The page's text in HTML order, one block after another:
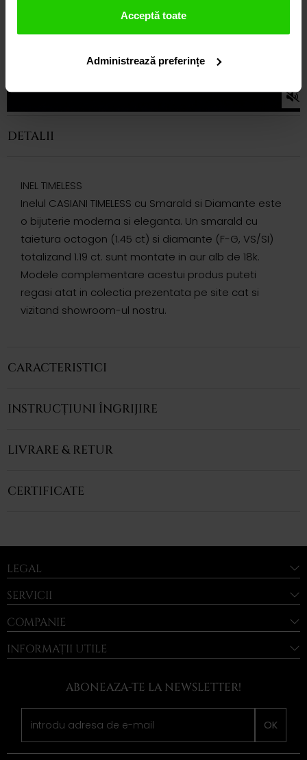
Acceptă toate
Administrează preferințe
DETALII
INEL TIMELESS
Inelul CASIANI TIMELESS cu Smarald si Diamante este
o bijuterie moderna si eleganta. Un smarald cu
taietura octogon (1.45 ct) si diamante (F-G, VS/SI)
totalizand 1.19 ct. sunt montate in aur alb de 18k.
Modele complementare acestui produs puteti
regasi atat in colectia prezentata pe site cat si
vizitand showroom-ul nostru.
CARACTERISTICI
INSTRUCȚIUNI ÎNGRIJIRE
LIVRARE & RETUR
CERTIFICATE
LEGAL
SERVICII
COMPANIE
INFORMAȚII UTILE
ABONEAZA-TE LA NEWSLETTER!
OK